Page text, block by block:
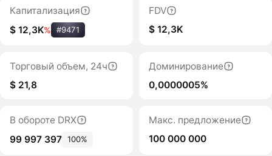
Капитализация
$ 12,3K% #9471
FDV
$ 12,3K
Торговый объем, 24ч
$ 21,8
Доминирование
0,0000005%
В обороте DRX
99 997 397 100%
Макс. предложение
100 000 000